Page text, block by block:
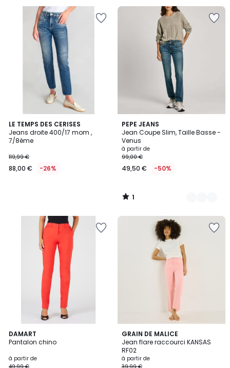
LE TEMPS DES CERISES
Jeans droite 400/17 mom ,
7/8ème
119,99 €
88,00 € -26%
PEPE JEANS
Jean Coupe Slim, Taille Basse -
Venus
à partir de
99,00 €
49,50 € -50%
1
/
5
8
Couleurs
1
/
DAMART
Pantalon chino
à partir de
2
Couleurs
GRAIN DE MALICE
Jean flare raccourci KANSAS
RF02
à partir de
2
Couleurs